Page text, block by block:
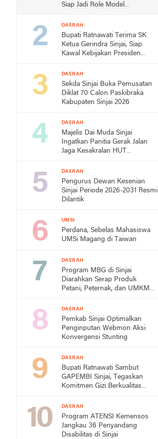
Siap Jadi Role Model
DAERAH
Bupati Ratnawati Terima SK
Ketua Gerindra Sinjai, Siap
Kawal Kebijakan Presiden
DAERAH
Sekda Sinjai Buka Pemusatan
Diklat 70 Calon Paskibraka
Kabupaten Sinjai 2026
DAERAH
Majelis Dai Muda Sinjai
Ingatkan Panitia Gerak Jalan
Jaga Kesakralan HUT
DAERAH
Pengurus Dewan Kesenian
Sinjai Periode 2026-2031 Resmi
Dilantik
UMSI
Perdana, Sebelas Mahasiswa
UMSi Magang di Taiwan
DAERAH
Program MBG di Sinjai
Diarahkan Serap Produk
Petani, Peternak, dan UMKM
DAERAH
Pemkab Sinjai Optimalkan
Penginputan Webmon Aksi
Konvergensi Stunting
DAERAH
Bupati Ratnawati Sambut
GAPEMBI Sinjai, Tegaskan
Komitmen Gizi Berkualitas
DAERAH
Program ATENSI Kemensos
Jangkau 36 Penyandang
Disabilitas di Sinjai